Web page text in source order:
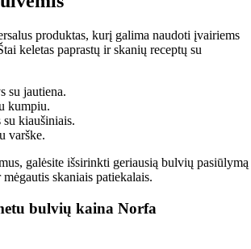
produktas, kurį galima naudoti įvairiems
keletas paprastų ir skanių receptų su
su jautiena.
kumpiu.
kiaušiniais.
varške.
galėsite išsirinkti geriausią bulvių pasiūlymą
skaniais patiekalais.
bulvių kaina Norfa